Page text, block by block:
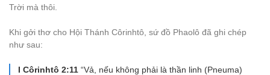
Trời mà thôi.
Khi gởi thơ cho Hội Thánh Côrinhtô, sứ đồ Phaolô đã ghi chép
như sau:
I Côrinhtô 2:11 “Vả, nếu không phải là thần linh (Pneuma)